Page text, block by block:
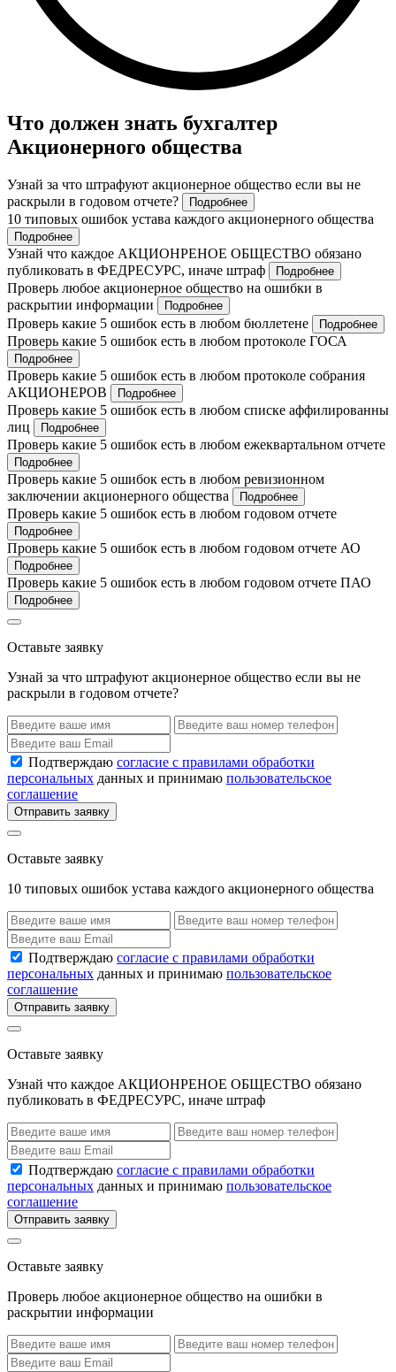
Что должен знать бухгалтер
Акционерного общества
Узнай за что штрафуют акционерное общество если вы не
раскрыли в годовом отчете?
Подробнее
10 типовых ошибок устава каждого акционерного общества
Подробнее
Узнай что каждое АКЦИОНРЕНОЕ ОБЩЕСТВО обязано
публиковать в ФЕДРЕСУРС, иначе штраф
Подробнее
Проверь любое акционерное общество на ошибки в
раскрытии информации
Подробнее
Проверь какие 5 ошибок есть в любом бюллетене Подробнее
Проверь какие 5 ошибок есть в любом протоколе ГОСА
Подробнее
Проверь какие 5 ошибок есть в любом протоколе собрания
АКЦИОНЕРОВ
Подробнее
Проверь какие 5 ошибок есть в любом списке аффилированны
лиц
Подробнее
Проверь какие 5 ошибок есть в любом ежеквартальном отчете
Подробнее
Проверь какие 5 ошибок есть в любом ревизионном
заключении акционерного общества
Подробнее
Проверь какие 5 ошибок есть в любом годовом отчете
Подробнее
Проверь какие 5 ошибок есть в любом годовом отчете АО
Подробнее
Проверь какие 5 ошибок есть в любом годовом отчете ПАО
Подробнее
Оставьте заявку
Узнай за что штрафуют акционерное общество если вы не
раскрыли в годовом отчете?
Подтверждаю согласие с правилами обработки
персональных данных и принимаю пользовательское
соглашение
Отправить заявку
Оставьте заявку
10 типовых ошибок устава каждого акционерного общества
Подтверждаю согласие с правилами обработки
персональных данных и принимаю пользовательское
соглашение
Отправить заявку
Оставьте заявку
Узнай что каждое АКЦИОНРЕНОЕ ОБЩЕСТВО обязано
публиковать в ФЕДРЕСУРС, иначе штраф
Подтверждаю согласие с правилами обработки
персональных данных и принимаю пользовательское
соглашение
Отправить заявку
Оставьте заявку
Проверь любое акционерное общество на ошибки в
раскрытии информации